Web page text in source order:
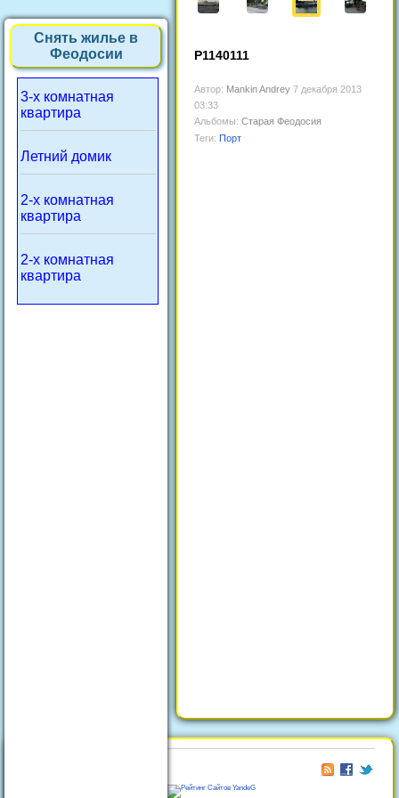
Снять жилье в
Феодосии
3-х комнатная
квартира
Летний домик
2-х комнатная
квартира
2-х комнатная
квартира
P1140111
Автор: Mankin Andrey 7 декабря 2013
03:33
Альбомы: Старая Феодосия
Теги: Порт